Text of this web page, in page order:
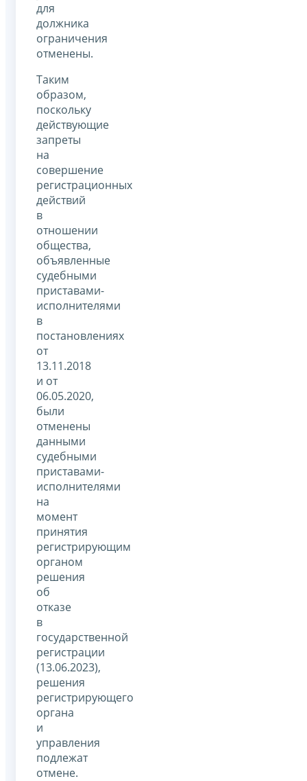
для
должника
ограничения
отменены.
Таким
образом,
поскольку
действующие
запреты
на
совершение
регистрационных
действий
в
отношении
общества,
объявленные
судебными
приставами-
исполнителями
в
постановлениях
от
13.11.2018
и от
06.05.2020,
были
отменены
данными
судебными
приставами-
исполнителями
на
момент
принятия
регистрирующим
органом
решения
об
отказе
в
государственной
регистрации
(13.06.2023),
решения
регистрирующего
органа
и
управления
подлежат
отмене.